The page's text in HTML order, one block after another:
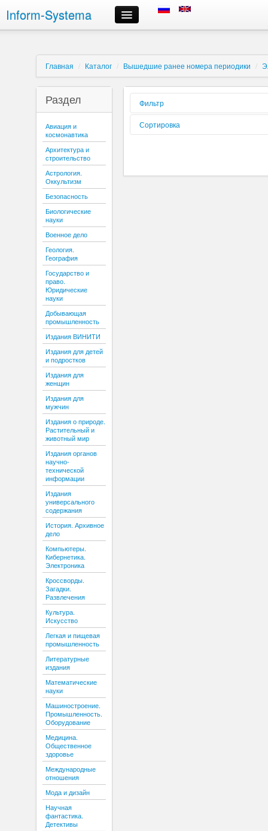
Inform-Systema
Контроль заказа
О компании
Российские информационные ресурсы, предлагаемые нами
Доставка
Сроки выполнения заказов
Регистрация и авторизация
Выбор информационных ресурсов и размещение заказа
Личный кабинет
Отмена заказа
Контактная информация
Главная / Каталог / Вышедшие ранее номера периодики /
Раздел
Авиация и
космонавтика
Архитектура и
строительство
Астрология.
Оккультизм
Безопасность
Биологические
науки
Военное дело
Геология.
География
Государство и
право.
Юридические
науки
Добывающая
промышленность
Издания ВИНИТИ
Издания для детей
и подростков
Издания для
женщин
Издания для
мужчин
Издания о природе.
Растительный и
животный мир
Издания органов
научно-
технической
информации
Издания
универсального
содержания
История. Архивное
дело
Компьютеры.
Кибернетика.
Электроника
Кроссворды.
Загадки.
Развлечения
Культура.
Искусство
Легкая и пищевая
промышленность
Литературные
издания
Математические
науки
Машиностроение.
Промышленность.
Оборудование
Медицина.
Общественное
здоровье
Международные
отношения
Мода и дизайн
Научная
фантастика.
Детективы
Фильтр
Форма
реализации:
Сортировка